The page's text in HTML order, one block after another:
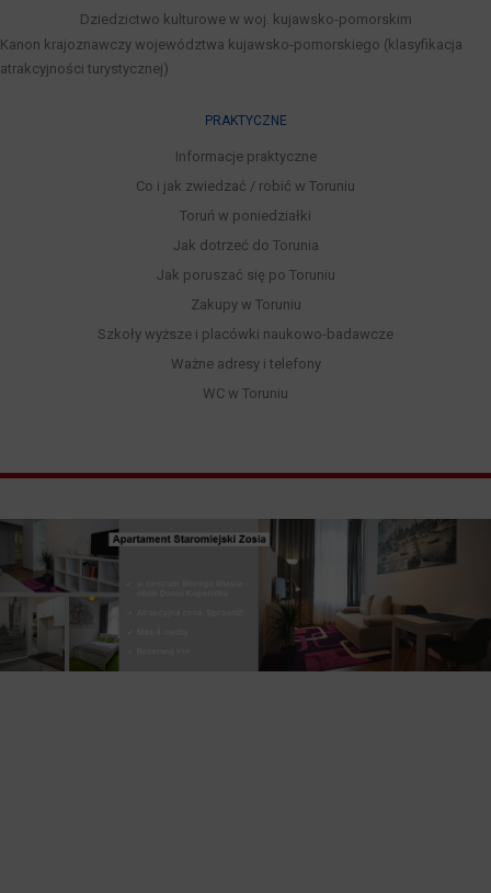
Dziedzictwo kulturowe w woj. kujawsko-pomorskim
Kanon krajoznawczy województwa kujawsko-pomorskiego (klasyfikacja
atrakcyjności turystycznej)
PRAKTYCZNE
Informacje praktyczne
Co i jak zwiedzać / robić w Toruniu
Toruń w poniedziałki
Jak dotrzeć do Torunia
Jak poruszać się po Toruniu
Zakupy w Toruniu
Szkoły wyższe i placówki naukowo-badawcze
Ważne adresy i telefony
WC w Toruniu